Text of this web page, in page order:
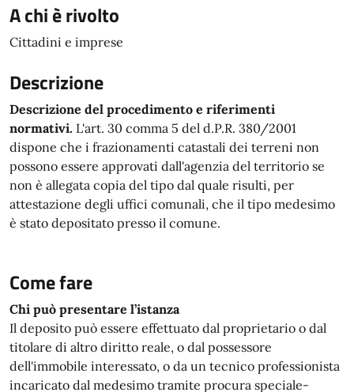
A chi è rivolto
Cittadini e imprese
Descrizione
Descrizione del procedimento e riferimenti
normativi. L'art. 30 comma 5 del d.P.R. 380/2001
dispone che i frazionamenti catastali dei terreni non
possono essere approvati dall'agenzia del territorio se
non è allegata copia del tipo dal quale risulti, per
attestazione degli uffici comunali, che il tipo medesimo
è stato depositato presso il comune.
Come fare
Chi può presentare l’istanza
Il deposito può essere effettuato dal proprietario o dal
titolare di altro diritto reale, o dal possessore
dell'immobile interessato, o da un tecnico professionista
incaricato dal medesimo tramite procura speciale-